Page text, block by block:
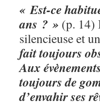
« Est-ce
ans ? » (p. 14)
silencieuse et
fait toujours
Aux
toujours de
d’envahir ses